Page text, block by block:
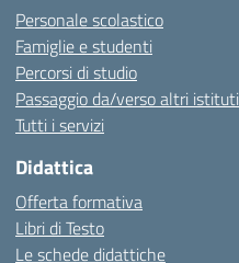
Personale scolastico
Famiglie e studenti
Percorsi di studio
Passaggio da/verso altri istituti
Tutti i servizi
Didattica
Offerta formativa
Libri di Testo
Le schede didattiche